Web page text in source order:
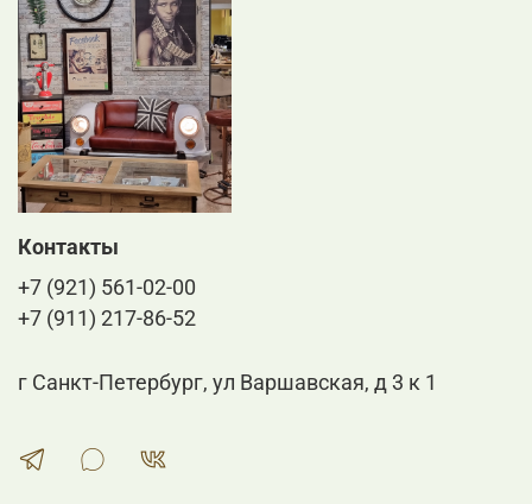
интерьера, привлечет внимание всех ваших гостей и
создаст в помещении атмосферу безупречности,
великолепия и богатства.
Контакты
+7 (921) 561-02-00
+7 (911) 217-86-52
г Санкт-Петербург, ул Варшавская, д 3 к 1